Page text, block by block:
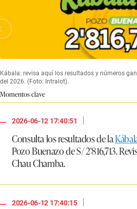
Kábala: revisa aquí los resultados y números
del 2026. (Foto: Intralot).
Momentos clave
2026-06-12 17:40:51
|
Consulta los resultados de la
Pozo Buenazo deS/ 2'816,713.
Chau Chamba.
2026-06-12 17:40:15
|